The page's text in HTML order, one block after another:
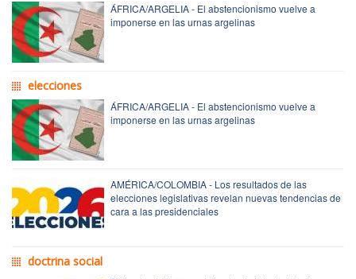
ÁFRICA/ARGELIA - El abstencionismo vuelve a
imponerse en las urnas argelinas
elecciones
ÁFRICA/ARGELIA - El abstencionismo vuelve a
imponerse en las urnas argelinas
AMÉRICA/COLOMBIA - Los resultados de las
elecciones legislativas revelan nuevas tendencias de
cara a las presidenciales
doctrina social